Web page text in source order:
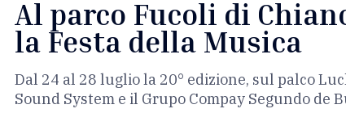
Al parco Fucoli di
la Festa della Musica
Dal 24 al 28 luglio la 20° edizione, sul palco
Sound System e il Grupo Compay Segundo de